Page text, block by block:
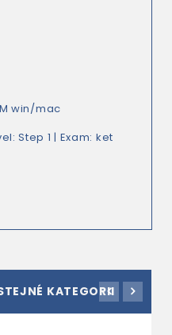
win/mac
Step 1 | Exam: ket
KATEGORII